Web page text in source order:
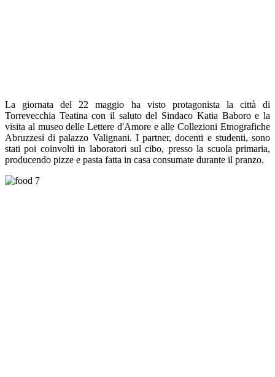
La giornata del 22 maggio ha visto protagonista la città di
Torrevecchia Teatina con il saluto del Sindaco Katia Baboro e la
visita al museo delle Lettere d'Amore e alle Collezioni Etnografiche
Abruzzesi di palazzo Valignani. I partner, docenti e studenti, sono
stati poi coinvolti in laboratori sul cibo, presso la scuola primaria,
producendo pizze e pasta fatta in casa consumate durante il pranzo.